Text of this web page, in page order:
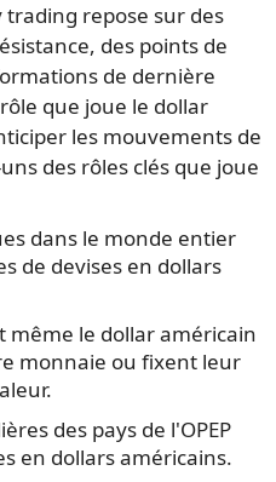
repose sur des
des points de
de dernière
que joue le dollar
les mouvements de
des rôles clés que joue
dans le monde entier
de devises en dollars
même le dollar américain
monnaie ou fixent leur
des pays de l'OPEP
en dollars américains.